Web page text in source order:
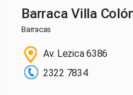
Barraca Villa
Barracas
Av. Lezica 6386
2322 7834